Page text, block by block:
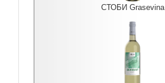
СТОБИ Grasevina